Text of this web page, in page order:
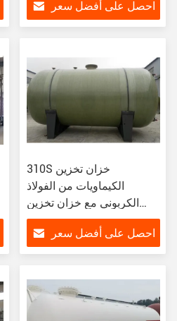
احصل على أفضل سعر
310S خزان تخزين
الكيماويات من الفولاذ
الكربوني مع خزان تخزين
تفاعلية قابل للتطبيق وعملي
احصل على أفضل سعر